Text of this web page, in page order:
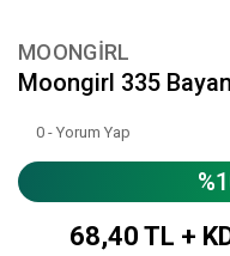
MOONGİRL
Moongirl 335
0 - Yorum Yap
68,40 TL +